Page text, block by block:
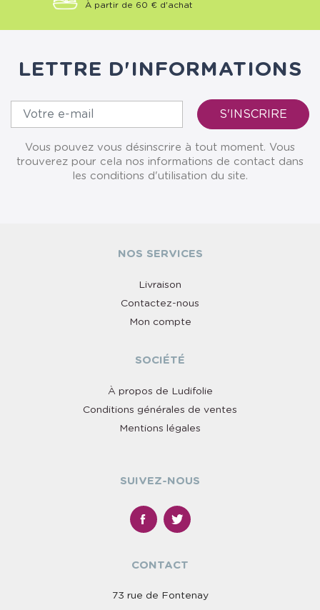
À partir de 60 € d'achat
LETTRE D'INFORMATIONS
Vous pouvez vous désinscrire à tout moment. Vous
trouverez pour cela nos informations de contact dans
les conditions d'utilisation du site.
NOS SERVICES
Livraison
Contactez-nous
Mon compte
SOCIÉTÉ
À propos de Ludifolie
Conditions générales de ventes
Mentions légales
SUIVEZ-NOUS
CONTACT
73 rue de Fontenay